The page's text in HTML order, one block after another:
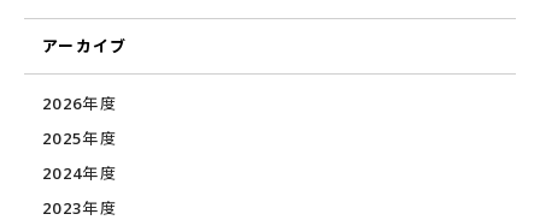
アーカイブ
2026年度
2025年度
2024年度
2023年度